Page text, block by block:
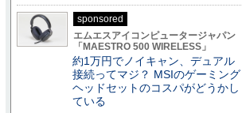
sponsored
エムエスアイコンピュータージャパン
「MAESTRO 500 WIRELESS」
約1万円でノイキャン、デュアル
接続ってマジ？ MSIのゲーミング
ヘッドセットのコスパがどうかし
ている